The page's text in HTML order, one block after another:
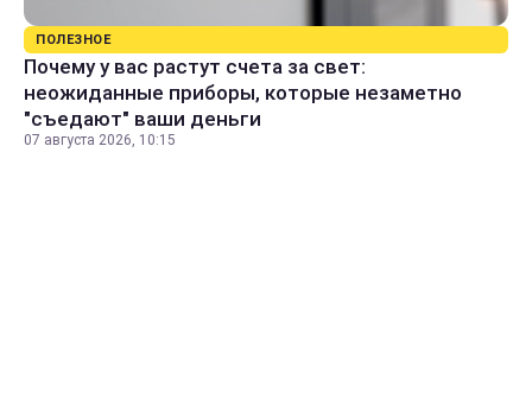
ПОЛЕЗНОЕ
Почему у вас растут счета за свет:
неожиданные приборы, которые незаметно
"съедают" ваши деньги
07 августа 2026, 10:15